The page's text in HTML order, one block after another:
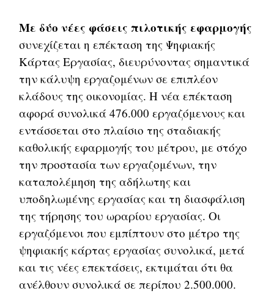
Με δύο νέες φάσεις πιλοτικής εφαρμογής
συνεχίζεται η επέκταση της Ψηφιακής
Κάρτας Εργασίας, διευρύνοντας σημαντικά
την κάλυψη εργαζομένων σε επιπλέον
κλάδους της οικονομίας. Η νέα επέκταση
αφορά συνολικά 476.000 εργαζόμενους και
εντάσσεται στο πλαίσιο της σταδιακής
καθολικής εφαρμογής του μέτρου, με στόχο
την προστασία των εργαζομένων, την
καταπολέμηση της αδήλωτης και
υποδηλωμένης εργασίας και τη διασφάλιση
της τήρησης του ωραρίου εργασίας. Οι
εργαζόμενοι που εμπίπτουν στο μέτρο της
ψηφιακής κάρτας εργασίας συνολικά, μετά
και τις νέες επεκτάσεις, εκτιμάται ότι θα
ανέλθουν συνολικά σε περίπου 2.500.000.